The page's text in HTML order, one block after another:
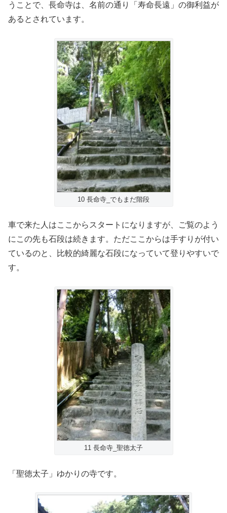
うことで、長命寺は、名前の通り「寿命長遠」の御利益が
あるとされています。
10 長命寺_でもまだ階段
車で来た人はここからスタートになりますが、ご覧のよう
にこの先も石段は続きます。ただここからは手すりが付い
ているのと、比較的綺麗な石段になっていて登りやすいで
す。
11 長命寺_聖徳太子
「聖徳太子」ゆかりの寺です。